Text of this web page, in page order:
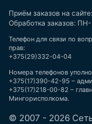
Приём заказов на
Обработка заказов:
Телефон для связи по
прав:
+375(29)332-04-04
Номера телефонов
+375(17)390-42-95 –
+375(17)218-00-82 –
Мингорисполкома.
© 2007 - 2026